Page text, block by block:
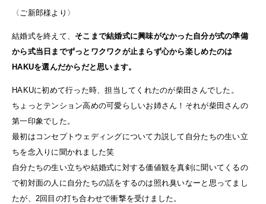
〈ご新郎様より〉
結婚式を終えて、 そこまで結婚式に興味がなかった自分が式の準備
から式当日までずっとワクワクが止まらず心から楽しめたのは
HAKUを選んだからだと思います。
HAKUに初めて行った時、担当してくれたのが柴田さんでした。
ちょっとテンション高めの可愛らしいお姉さん！それが柴田さんの
第一印象でした。
最初はコンセプトウェディングについて力説して自分たちの生い立
ちを念入りに聞かれました笑
自分たちの生い立ちや結婚式に対する価値観を真剣に聞いてくるの
で初対面の人に自分たちの話をするのは照れ臭いなーと思ってまし
たが、2回目の打ち合わせで衝撃を受けました。